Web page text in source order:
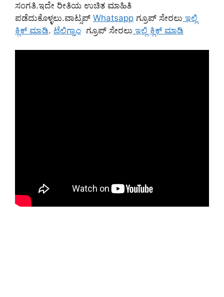
ಸಂಗತಿ.ಇದೇ ರೀತಿಯ ಉಚಿತ ಮಾಹಿತಿ
ಪಡೆದುಕೊಳ್ಳಲು.ವಾಟ್ಸಪ್ Whatsapp ಗ್ರೂಪ್ ಸೇರಲು ಇಲ್ಲಿ
ಕ್ಲಿಕ್ ಮಾಡಿ. ಟೆಲಿಗ್ರಾಂ ಗ್ರೂಪ್ ಸೇರಲು ಇಲ್ಲಿ ಕ್ಲಿಕ್ ಮಾಡಿ